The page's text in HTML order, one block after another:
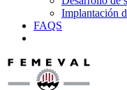
Implantación
FAQS